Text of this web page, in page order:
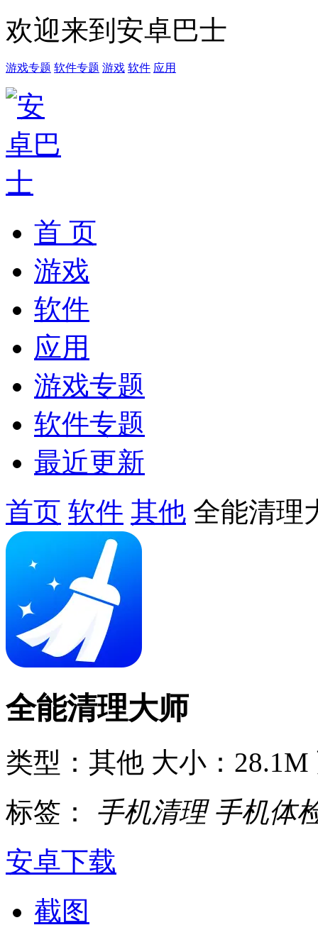
欢迎来到安卓巴士
游戏专题 软件专题 游戏 软件 应用
首 页
游戏
软件
应用
游戏专题
软件专题
最近更新
首页 软件 其他 全能清理
全能清理大师
类型：其他 大小：28.1M
标签： 手机清理 手机体
安卓下载
截图